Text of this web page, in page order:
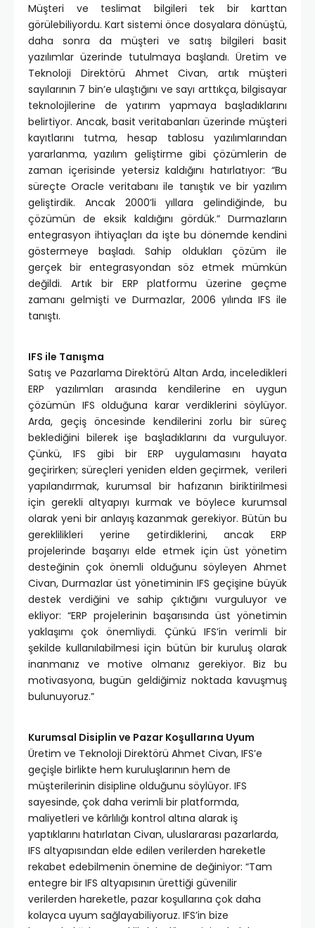
Müşteri ve teslimat bilgileri tek bir karttan
görülebiliyordu. Kart sistemi önce dosyalara dönüştü,
daha sonra da müşteri ve satış bilgileri basit
yazılımlar üzerinde tutulmaya başlandı. Üretim ve
Teknoloji Direktörü Ahmet Civan, artık müşteri
sayılarının 7 bin’e ulaştığını ve sayı arttıkça, bilgisayar
teknolojilerine de yatırım yapmaya başladıklarını
belirtiyor. Ancak, basit veritabanları üzerinde müşteri
kayıtlarını tutma, hesap tablosu yazılımlarından
yararlanma, yazılım geliştirme gibi çözümlerin de
zaman içerisinde yetersiz kaldığını hatırlatıyor: “Bu
süreçte Oracle veritabanı ile tanıştık ve bir yazılım
geliştirdik. Ancak 2000’li yıllara gelindiğinde, bu
çözümün de eksik kaldığını gördük.” Durmazların
entegrasyon ihtiyaçları da işte bu dönemde kendini
göstermeye başladı. Sahip oldukları çözüm ile
gerçek bir entegrasyondan söz etmek mümkün
değildi. Artık bir ERP platformu üzerine geçme
zamanı gelmişti ve Durmazlar, 2006 yılında IFS ile
tanıştı.
IFS ile Tanışma
Satış ve Pazarlama Direktörü Altan Arda, inceledikleri
ERP yazılımları arasında kendilerine en uygun
çözümün IFS olduğuna karar verdiklerini söylüyor.
Arda, geçiş öncesinde kendilerini zorlu bir süreç
beklediğini bilerek işe başladıklarını da vurguluyor.
Çünkü, IFS gibi bir ERP uygulamasını hayata
geçirirken; süreçleri yeniden elden geçirmek, verileri
yapılandırmak, kurumsal bir hafızanın biriktirilmesi
için gerekli altyapıyı kurmak ve böylece kurumsal
olarak yeni bir anlayış kazanmak gerekiyor. Bütün bu
gereklilikleri yerine getirdiklerini, ancak ERP
projelerinde başarıyı elde etmek için üst yönetim
desteğinin çok önemli olduğunu söyleyen Ahmet
Civan, Durmazlar üst yönetiminin IFS geçişine büyük
destek verdiğini ve sahip çıktığını vurguluyor ve
ekliyor: “ERP projelerinin başarısında üst yönetimin
yaklaşımı çok önemliydi. Çünkü IFS’in verimli bir
şekilde kullanılabilmesi için bütün bir kuruluş olarak
inanmanız ve motive olmanız gerekiyor. Biz bu
motivasyona, bugün geldiğimiz noktada kavuşmuş
bulunuyoruz.”
Kurumsal Disiplin ve Pazar Koşullarına Uyum
Üretim ve Teknoloji Direktörü Ahmet Civan, IFS’e
geçişle birlikte hem kuruluşlarının hem de
müşterilerinin disipline olduğunu söylüyor. IFS
sayesinde, çok daha verimli bir platformda,
maliyetleri ve kârlılığı kontrol altına alarak iş
yaptıklarını hatırlatan Civan, uluslararası pazarlarda,
IFS altyapısından elde edilen verilerden hareketle
rekabet edebilmenin önemine de değiniyor: “Tam
entegre bir IFS altyapısının ürettiği güvenilir
verilerden hareketle, pazar koşullarına çok daha
kolayca uyum sağlayabiliyoruz. IFS’in bize